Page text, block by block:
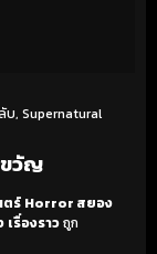
บ, Supernatural
วัญ
ร์ Horror สยอง
เรื่องราวถูก